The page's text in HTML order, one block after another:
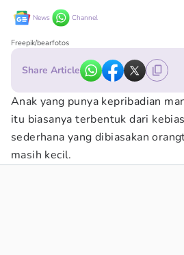
News Channel
Freepik/bearfotos
Share Article
Anak yang punya kepribadian
itu biasanya terbentuk dari
sederhana yang dibiasakan
masih kecil.